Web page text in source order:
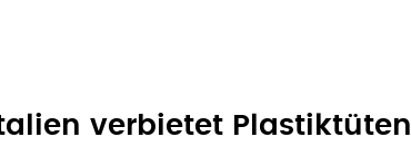
verbietet Plastiktüten